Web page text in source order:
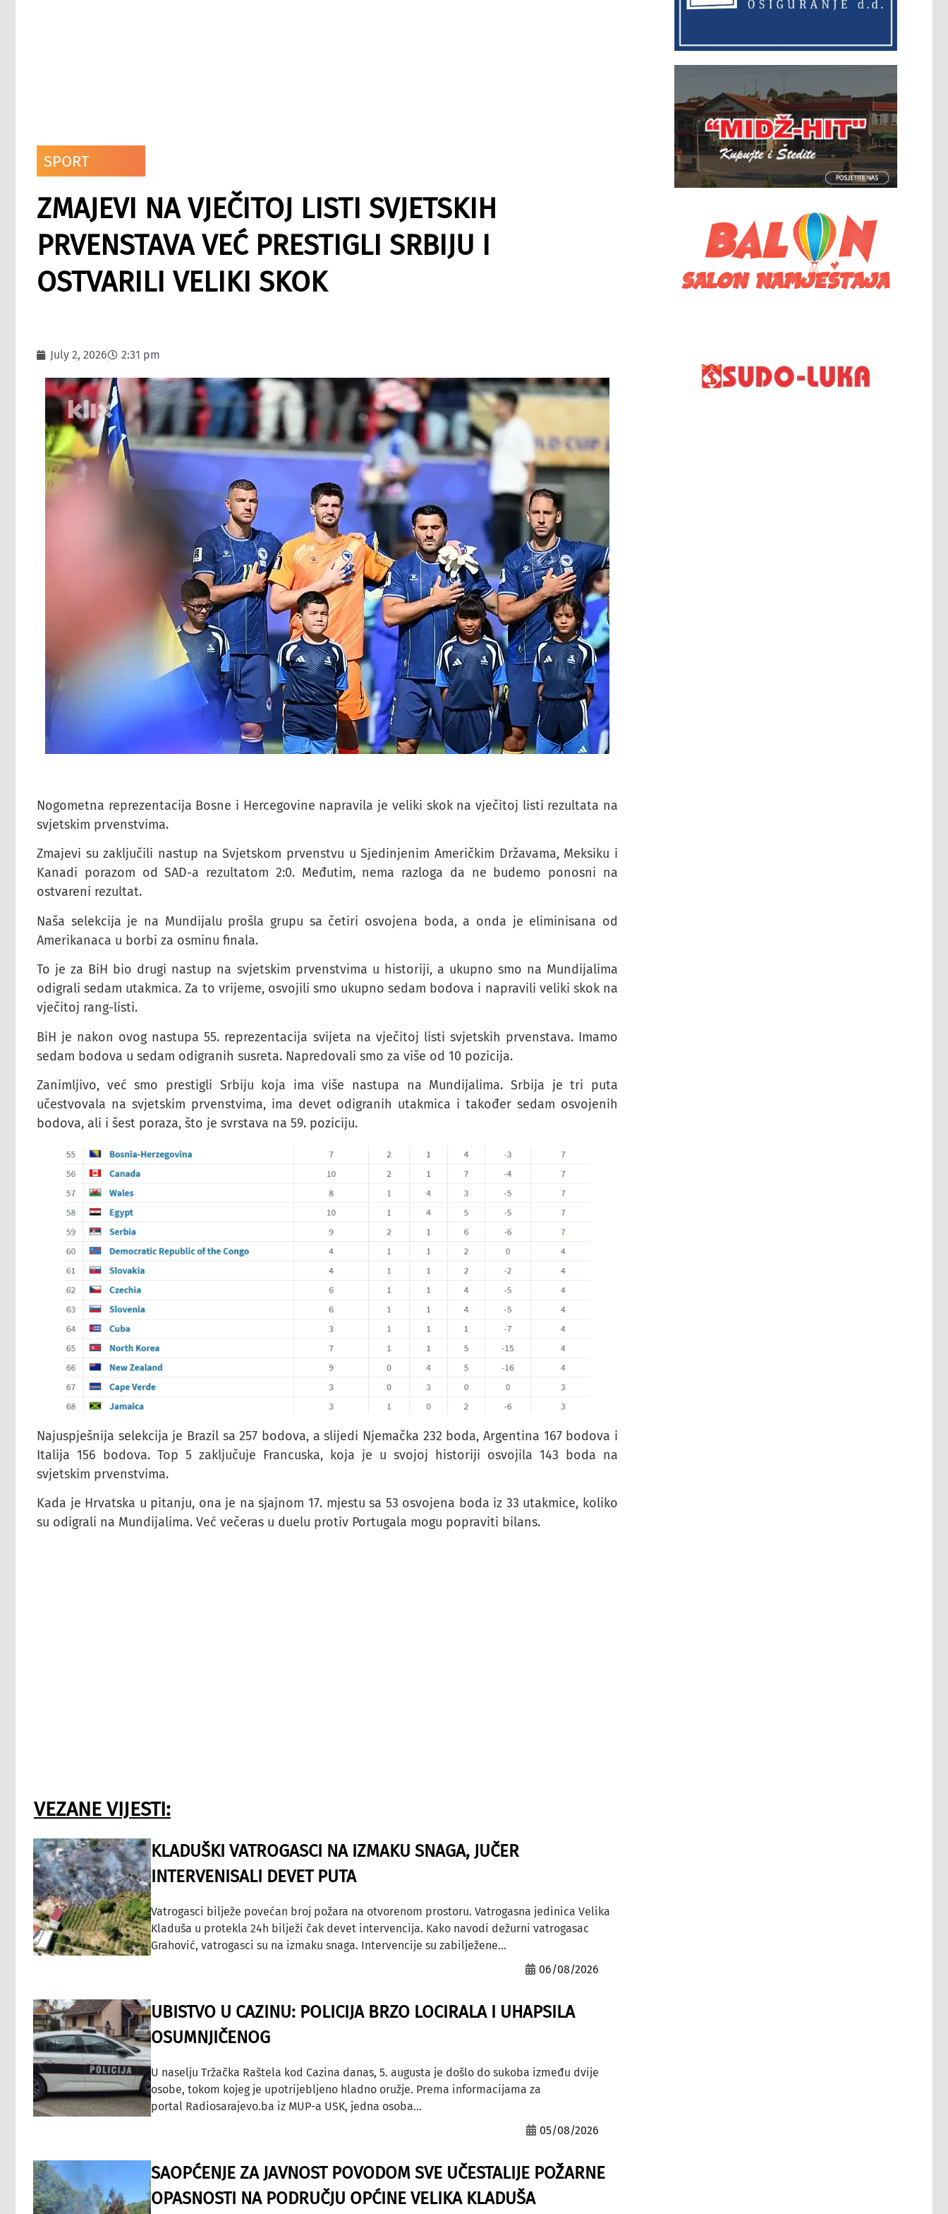
SPORT
ZMAJEVI NA VJEČITOJ LISTI SVJETSKIH
PRVENSTAVA VEĆ PRESTIGLI SRBIJU I
OSTVARILI VELIKI SKOK
July 2, 2026 2:31 pm
Nogometna reprezentacija Bosne i Hercegovine napravila je veliki skok na vječitoj listi rezultata na
svjetskim prvenstvima.
Zmajevi su zaključili nastup na Svjetskom prvenstvu u Sjedinjenim Američkim Državama, Meksiku i
Kanadi porazom od SAD-a rezultatom 2:0. Međutim, nema razloga da ne budemo ponosni na
ostvareni rezultat.
Naša selekcija je na Mundijalu prošla grupu sa četiri osvojena boda, a onda je eliminisana od
Amerikanaca u borbi za osminu finala.
To je za BiH bio drugi nastup na svjetskim prvenstvima u historiji, a ukupno smo na Mundijalima
odigrali sedam utakmica. Za to vrijeme, osvojili smo ukupno sedam bodova i napravili veliki skok na
vječitoj rang-listi.
BiH je nakon ovog nastupa 55. reprezentacija svijeta na vječitoj listi svjetskih prvenstava. Imamo
sedam bodova u sedam odigranih susreta. Napredovali smo za više od 10 pozicija.
Zanimljivo, već smo prestigli Srbiju koja ima više nastupa na Mundijalima. Srbija je tri puta
učestvovala na svjetskim prvenstvima, ima devet odigranih utakmica i također sedam osvojenih
bodova, ali i šest poraza, što je svrstava na 59. poziciju.
Najuspješnija selekcija je Brazil sa 257 bodova, a slijedi Njemačka 232 boda, Argentina 167 bodova i
Italija 156 bodova. Top 5 zaključuje Francuska, koja je u svojoj historiji osvojila 143 boda na
svjetskim prvenstvima.
Kada je Hrvatska u pitanju, ona je na sjajnom 17. mjestu sa 53 osvojena boda iz 33 utakmice, koliko
su odigrali na Mundijalima. Već večeras u duelu protiv Portugala mogu popraviti bilans.
VEZANE VIJESTI:
KLADUŠKI VATROGASCI NA IZMAKU SNAGA, JUČER
INTERVENISALI DEVET PUTA
Vatrogasci bilježe povećan broj požara na otvorenom prostoru. Vatrogasna jedinica Velika
Kladuša u protekla 24h bilježi čak devet intervencija. Kako navodi dežurni vatrogasac
Grahović, vatrogasci su na izmaku snaga. Intervencije su zabilježene...
06/08/2026
UBISTVO U CAZINU: POLICIJA BRZO LOCIRALA I UHAPSILA
OSUMNJIČENOG
U naselju Tržačka Raštela kod Cazina danas, 5. augusta je došlo do sukoba između dvije
osobe, tokom kojeg je upotrijebljeno hladno oružje. Prema informacijama za
portal Radiosarajevo.ba iz MUP-a USK, jedna osoba...
05/08/2026
SAOPĆENJE ZA JAVNOST POVODOM SVE UČESTALIJE POŽARNE
OPASNOSTI NA PODRUČJU OPĆINE VELIKA KLADUŠA